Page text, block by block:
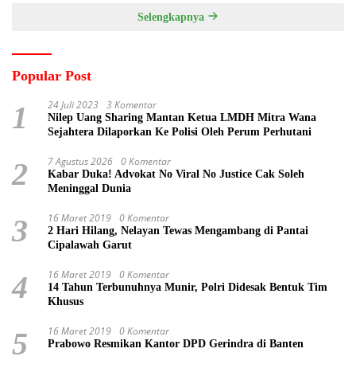
Selengkapnya
Popular Post
1 24 Juli 2023 3 Komentar
Nilep Uang Sharing Mantan Ketua LMDH Mitra Wana
Sejahtera Dilaporkan Ke Polisi Oleh Perum Perhutani
2 7 Agustus 2026 0 Komentar
Kabar Duka! Advokat No Viral No Justice Cak Soleh
Meninggal Dunia
3 16 Maret 2019 0 Komentar
2 Hari Hilang, Nelayan Tewas Mengambang di Pantai
Cipalawah Garut
4 16 Maret 2019 0 Komentar
14 Tahun Terbunuhnya Munir, Polri Didesak Bentuk Tim
Khusus
5 16 Maret 2019 0 Komentar
Prabowo Resmikan Kantor DPD Gerindra di Banten